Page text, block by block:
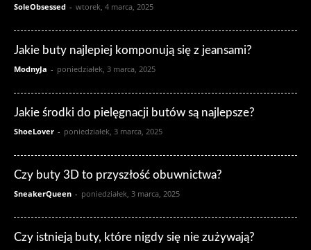
SoleObsessed - wtorek, 4 marca, 2025
Jakie buty najlepiej komponują się z jeansami?
ModnyJa - poniedziałek, 3 marca, 2025
Jakie środki do pielęgnacji butów są najlepsze?
ShoeLover - poniedziałek, 3 marca, 2025
Czy buty 3D to przyszłość obuwnictwa?
SneakerQueen - poniedziałek, 3 marca, 2025
Czy istnieją buty, które nigdy się nie zużywają?